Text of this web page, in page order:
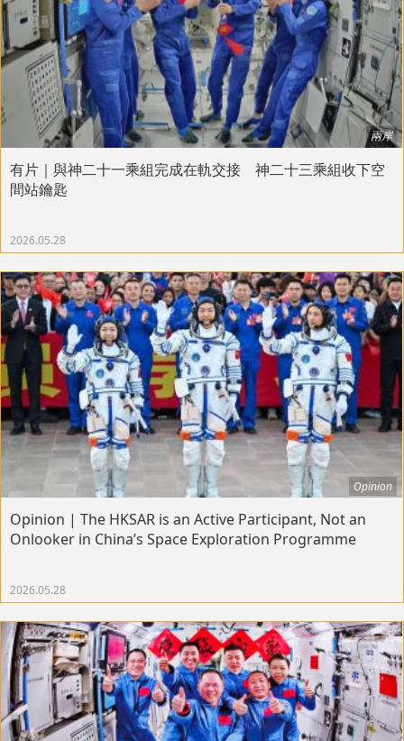
兩岸
有片｜與神二十一乘組完成在軌交接 神二十三乘組收下空
間站鑰匙
2026.05.28
Opinion
Opinion | The HKSAR is an Active Participant, Not an
Onlooker in China’s Space Exploration Programme
2026.05.28